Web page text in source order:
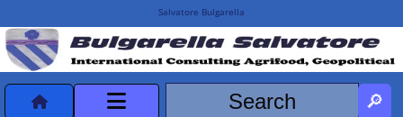
Salvatore Bulgarella